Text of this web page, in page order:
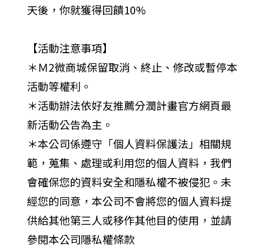
天後，你就獲得回饋10%
【活動注意事項】
＊Ｍ2微商城保留取消、終止、修改或暫停本
活動等權利。
＊活動辦法依好友推薦分潤計畫官方網頁最
新活動公告為主。
＊本公司係遵守「個人資料保護法」相關規
範，蒐集、處理或利用您的個人資料，我們
會確保您的資料安全和隱私權不被侵犯。未
經您的同意，本公司不會將您的個人資料提
供給其他第三人或移作其他目的使用，並請
參閱本公司隱私權條款